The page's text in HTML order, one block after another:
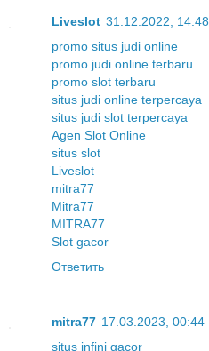
Liveslot 31.12.2022, 14:48
promo situs judi online
promo judi online terbaru
promo slot terbaru
situs judi online terpercaya
situs judi slot terpercaya
Agen Slot Online
situs slot
Liveslot
mitra77
Mitra77
MITRA77
Slot gacor
Ответить
mitra77 17.03.2023, 00:44
situs infini gacor